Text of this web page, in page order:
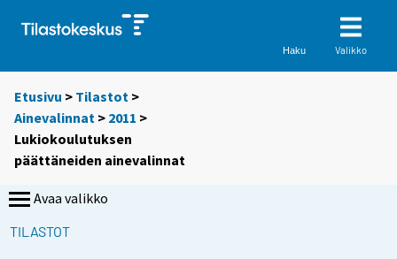
Haku Valikko
Etusivu > Tilastot >
Ainevalinnat > 2011 >
Lukiokoulutuksen
päättäneiden ainevalinnat
Avaa valikko
TILASTOT